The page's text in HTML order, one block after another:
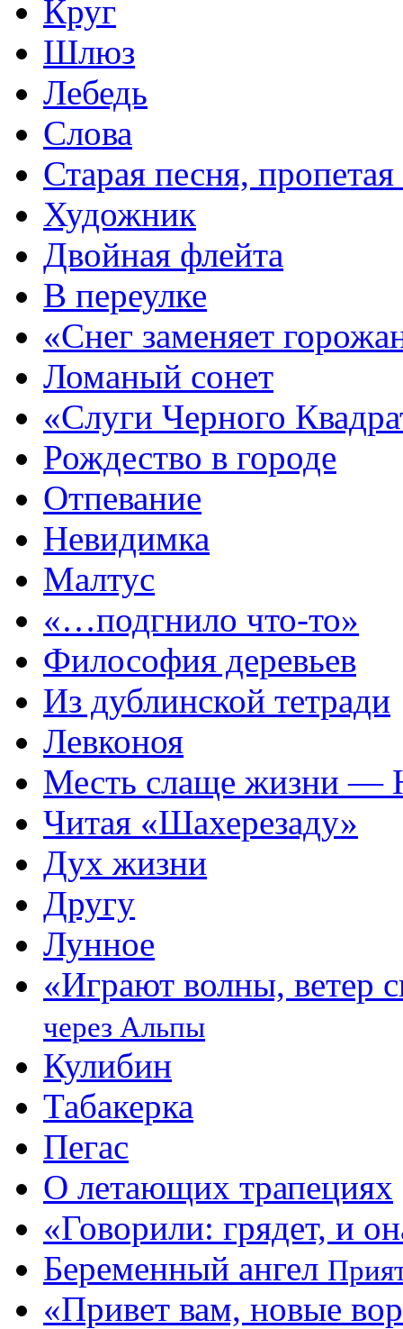
Круг
Шлюз
Лебедь
Слова
Старая песня,
Художник
Двойная флейта
В переулке
«Снег заменяет
Ломаный сонет
«Слуги Черного
Рождество в городе
Отпевание
Невидимка
Малтус
«…подгнило что-то»
Философия деревьев
Из дублинской тетради
Левконоя
Месть слаще жизни —
Читая «Шахерезаду»
Дух жизни
Другу
Лунное
«Играют волны,
через Альпы
Кулибин
Табакерка
Пегас
О летающих трапециях
«Говорили: грядет, и
Беременный ангел
«Привет вам, новые